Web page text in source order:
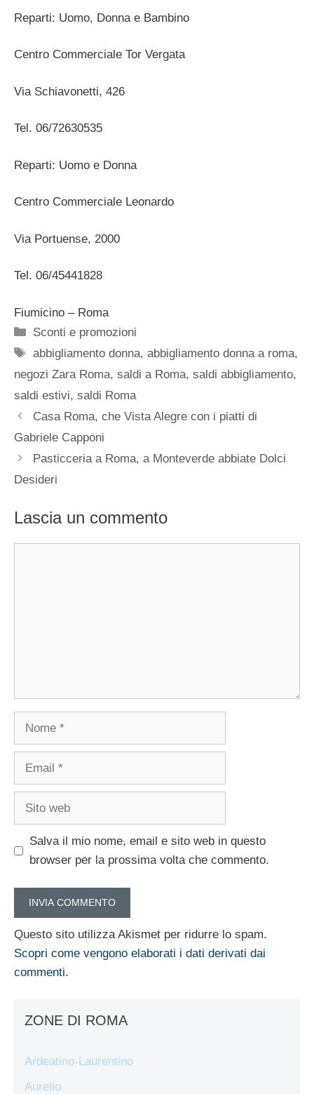
Reparti: Uomo, Donna e Bambino
Centro Commerciale Tor Vergata
Via Schiavonetti, 426
Tel. 06/72630535
Reparti: Uomo e Donna
Centro Commerciale Leonardo
Via Portuense, 2000
Tel. 06/45441828
Fiumicino – Roma
Categorie
Sconti e promozioni
Tag
abbigliamento donna,abbigliamento donna a roma,
negozi Zara Roma, saldi a Roma, saldi abbigliamento,
saldi estivi, saldi Roma
Casa Roma, che Vista Alegre con i piatti di
Gabriele Capponi
Pasticceria a Roma, a Monteverde abbiate Dolci
Desideri
Lascia un commento
Nome
Email
Sito
Salva il mio nome, email e sito web in questo
browser per la prossima volta che commento.
Questo sito utilizza Akismet per ridurre lo spam.
Scopri come vengono elaborati i dati derivati dai
commenti.
ZONE DI ROMA
Ardeatino-Laurentino
Aurelio